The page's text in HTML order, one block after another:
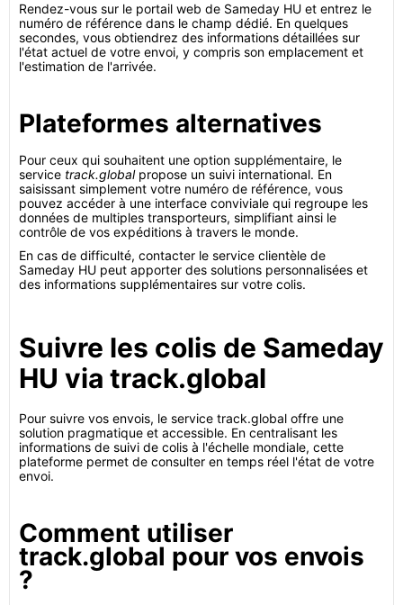
Rendez-vous sur le portail web de Sameday HU et entrez le
numéro de référence dans le champ dédié. En quelques
secondes, vous obtiendrez des informations détaillées sur
l'état actuel de votre envoi, y compris son emplacement et
l'estimation de l'arrivée.
Plateformes alternatives
Pour ceux qui souhaitent une option supplémentaire, le
service track.globalpropose un suivi international. En
saisissant simplement votre numéro de référence, vous
pouvez accéder à une interface conviviale qui regroupe les
données de multiples transporteurs, simplifiant ainsi le
contrôle de vos expéditions à travers le monde.
En cas de difficulté, contacter le service clientèle de
Sameday HU peut apporter des solutions personnalisées et
des informations supplémentaires sur votre colis.
Suivre les colis de Sameday
HU via track.global
Pour suivre vos envois, le service track.global offre une
solution pragmatique et accessible. En centralisant les
informations de suivi de colis à l'échelle mondiale, cette
plateforme permet de consulter en temps réel l'état de votre
envoi.
Comment utiliser
track.global pour vos envois
?